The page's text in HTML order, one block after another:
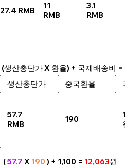
27.4 RMB
11
RMB
3.1
RMB
(생산총단가 X 환율) + 국제배송비
57.7
RMB
생산총단가
(57.7 X 190 ) + 1,100 = 12,063원
중국환율
190